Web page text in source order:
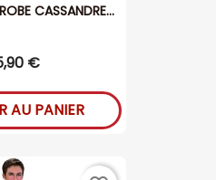
CASSANDRE...
€
AU PANIER